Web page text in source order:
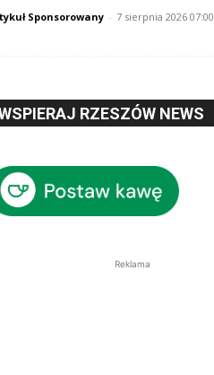
Sponsorowany - 7 sierpnia 2026 07:00
RZESZÓW NEWS
Reklama